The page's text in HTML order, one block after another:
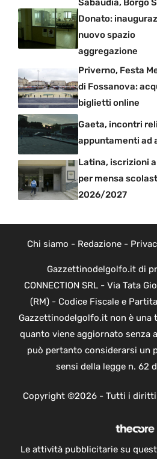
Sabaudia, Borgo
Donato:
nuovo spazio
aggregazione
Priverno, Festa
di Fossanova:
biglietti online
Gaeta, incontri
appuntamenti ad
Latina, iscrizioni
per mensa
2026/2027
Chi siamo - Redazione-
Gazzettinodelgolfo.it di
CONNECTION SRL - Via Tata
(RM) - Codice Fiscale e
Gazzettinodelgolfo.it non è una
quanto viene aggiornato senza
può pertanto considerarsi un
sensi della legge n. 62
Copyright ©2026 - Tutti i
Le attività pubblicitarie su